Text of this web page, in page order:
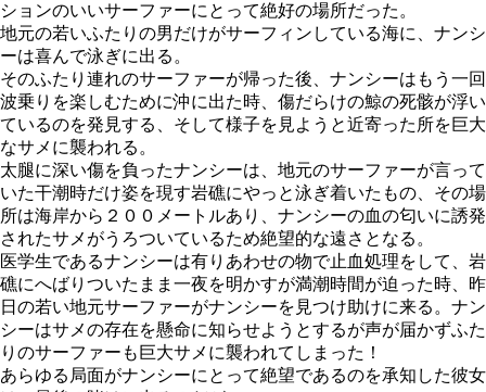
ションのいいサーファーにとって絶好の場所だった。
地元の若いふたりの男だけがサーフィンしている海に、ナンシ
ーは喜んで泳ぎに出る。
そのふたり連れのサーファーが帰った後、ナンシーはもう一回
波乗りを楽しむために沖に出た時、傷だらけの鯨の死骸が浮い
ているのを発見する、そして様子を見ようと近寄った所を巨大
なサメに襲われる。
太腿に深い傷を負ったナンシーは、地元のサーファーが言って
いた干潮時だけ姿を現す岩礁にやっと泳ぎ着いたもの、その場
所は海岸から２００メートルあり、ナンシーの血の匂いに誘発
されたサメがうろついているため絶望的な遠さとなる。
医学生であるナンシーは有りあわせの物で止血処理をして、岩
礁にへばりついたまま一夜を明かすが満潮時間が迫った時、昨
日の若い地元サーファーがナンシーを見つけ助けに来る。ナン
シーはサメの存在を懸命に知らせようとするが声が届かずふた
りのサーファーも巨大サメに襲われてしまった！
あらゆる局面がナンシーにとって絶望であるのを承知した彼女